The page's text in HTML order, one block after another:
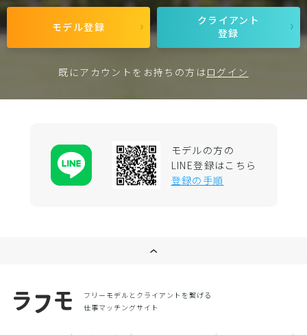
モデル登録
クライアント
登録
既にアカウントをお持ちの方はログイン
モデルの方の
LINE登録はこちら
登録の手順
フリーモデルとクライアントを繋げる
仕事マッチングサイト